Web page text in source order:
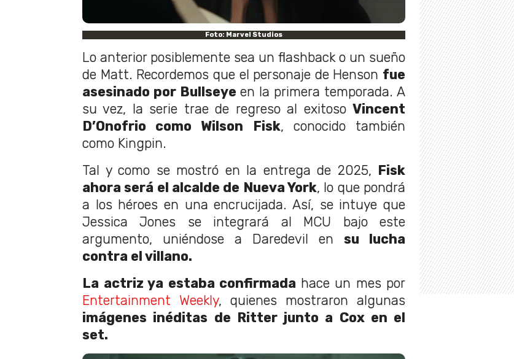
Foto: Marvel Studios
Lo anterior posiblemente sea un flashback o un sueño
de Matt. Recordemos que el personaje de Henson fue
asesinado por Bullseye en la primera temporada. A
su vez, la serie trae de regreso al exitoso Vincent
D’Onofrio como Wilson Fisk, conocido también
como Kingpin.
Tal y como se mostró en la entrega de 2025, Fisk
ahora será el alcalde de Nueva York, lo que pondrá
a los héroes en una encrucijada. Así, se intuye que
Jessica Jones se integrará al MCU bajo este
argumento, uniéndose a Daredevil en su lucha
contra el villano.
La actriz ya estaba confirmada hace un mes por
Entertainment Weekly, quienes mostraron algunas
imágenes inéditas de Ritter junto a Cox en el
set.